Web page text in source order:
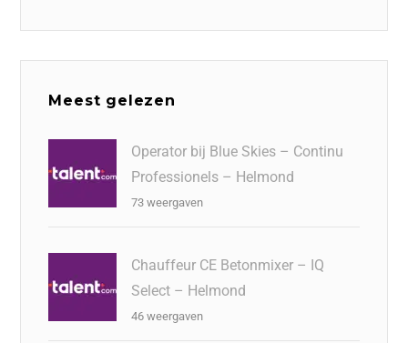
Meest gelezen
Operator bij Blue Skies – Continu
Professionels – Helmond
73 weergaven
Chauffeur CE Betonmixer – IQ
Select – Helmond
46 weergaven